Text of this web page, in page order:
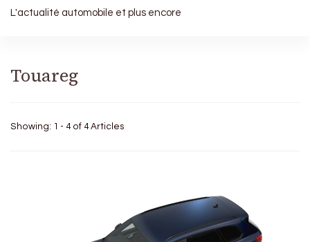
L'actualité automobile et plus encore
Touareg
Showing: 1 - 4 of 4 Articles